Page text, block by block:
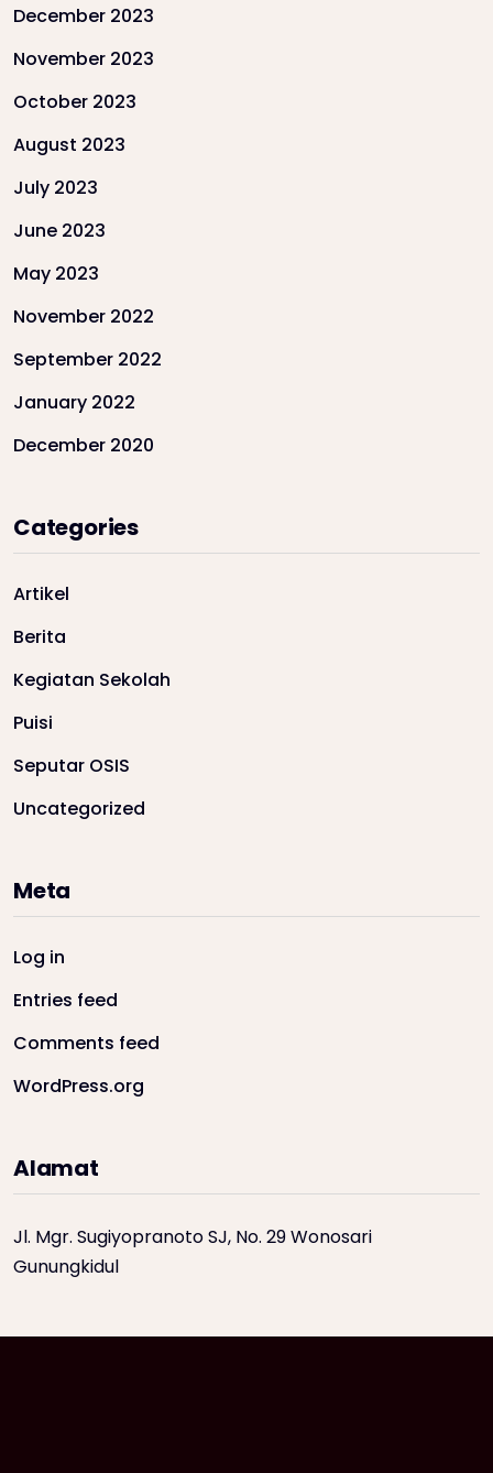
December 2023
November 2023
October 2023
August 2023
July 2023
June 2023
May 2023
November 2022
September 2022
January 2022
December 2020
Categories
Artikel
Berita
Kegiatan Sekolah
Puisi
Seputar OSIS
Uncategorized
Meta
Log in
Entries feed
Comments feed
WordPress.org
Alamat
Jl. Mgr. Sugiyopranoto SJ, No. 29 Wonosari
Gunungkidul